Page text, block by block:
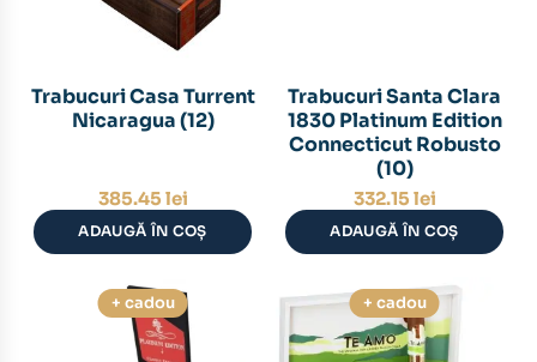
Trabucuri Casa Turrent
Nicaragua (12)
385.45 lei
ADAUGĂ ÎN COȘ
Trabucuri Santa Clara
1830 Platinum Edition
Connecticut Robusto
(10)
332.15 lei
ADAUGĂ ÎN COȘ
+ cadou + cadou